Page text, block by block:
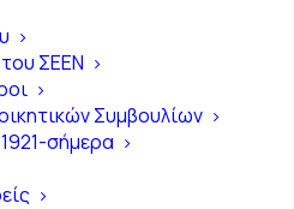
ΣΕΕΝ
Συμβουλίων
σήμερα